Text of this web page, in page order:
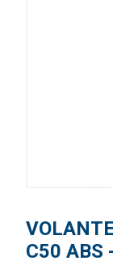
C50 ABS